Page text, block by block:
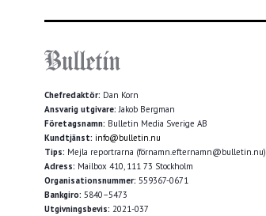
Chefredaktör: Dan Korn
Ansvarig utgivare:Jakob Bergman
Företagsnamn: Bulletin Media Sverige AB
Kundtjänst: info@bulletin.nu
Tips: Mejla reportrarna (förnamn.efternamn@bulletin.nu)
Adress: Mailbox 410, 111 73 Stockholm
Organisationsnummer: 559367-0671
Bankgiro: 5840–5473
Utgivningsbevis: 2021-037